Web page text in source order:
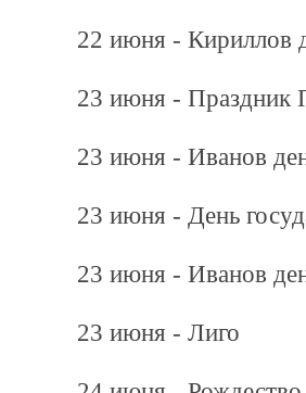
22 июня - Кириллов
23 июня - Праздник
23 июня - Иванов
23 июня - День
23 июня - Иванов
23 июня - Лиго